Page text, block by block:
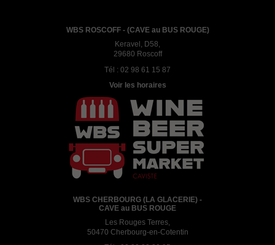
WBS ROSCOFF - (CAVE au BUS ROUGE)
Keravel, D58,
29680 Roscoff
Tél : 02 98 61 15 87
Voir les horaires
WBS CHERBOURG (LA GLACERIE) -
CAVE au BUS ROUGE
Les Rouges Terres,
50470 Cherbourg-en-Cotentin